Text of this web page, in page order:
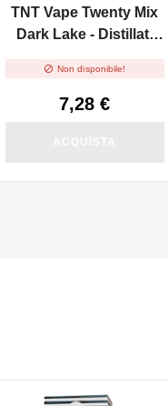
TNT Vape Twenty Mix
Dark Lake - Distillati
 Non disponibile!
7,28 €